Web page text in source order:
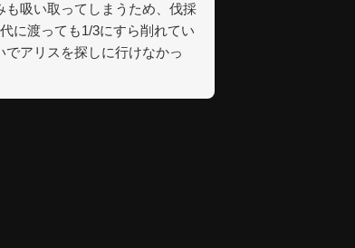
吸い取ってしまうため、伐採
に渡っても1/3にすら削れてい
アリスを探しに行けなかっ